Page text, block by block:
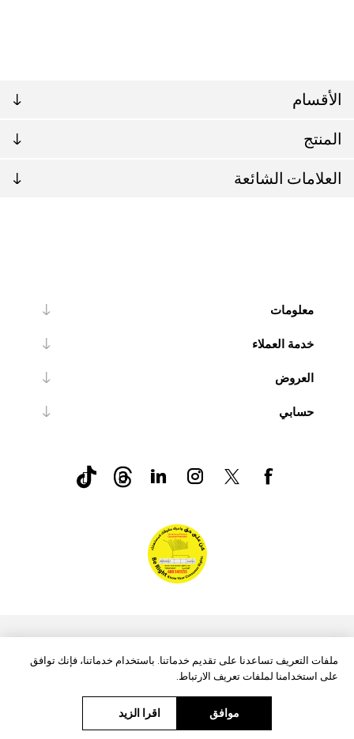
الأقسام
المنتج
العلامات الشائعة
معلومات
خدمة العملاء
العروض
حسابي
حقوق الطبع والنشر © 2026 Aftags. جميع الحقوق محفوظة.
ملفات التعريف تساعدنا على تقديم خدماتنا. باستخدام خدماتنا، فإنك توافق
على استخدامنا لملفات تعريف الارتباط.
موافق اقرا الزيد